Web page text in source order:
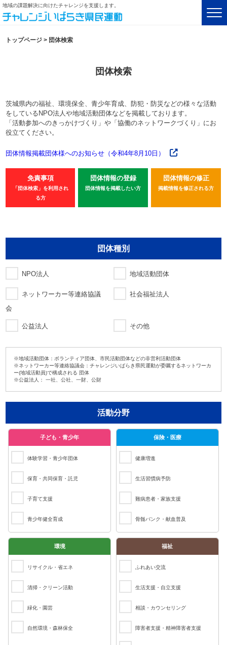
地域の課題解決に向けたチャレンジを支援します。
トップページ > 団体検索
団体検索
茨城県内の福祉、環境保全、青少年育成、防犯・防災などの様々な活動
をしているNPO法人や地域活動団体などを掲載しております。
「活動参加へのきっかけづくり」や「協働のネットワークづくり」にお
役立てください。
団体情報掲載団体様へのお知らせ（令和4年8月10日）
免責事項
「団体検索」を利用され
る方
団体情報の登録
団体情報を掲載したい方
団体情報の修正
掲載情報を修正される方
団体種別
NPO法人 地域活動団体
ネットワーカー等連絡協議
会
社会福祉法人
公益法人 その他
※地域活動団体：ボランティア団体、市民活動団体などの非営利活動団体
※ネットワーカー等連絡協議会：チャレンジいばらき県民運動が委嘱するネットワーカ
ー(地域活動員)で構成される 団体
※公益法人： 一社、公社、一財、公財
活動分野
子ども・青少年
体験学習・青少年団体
保育・共同保育・託児
子育て支援
青少年健全育成
保険・医療
健康増進
生活習慣病予防
難病患者・家族支援
骨髄バンク・献血普及
環境
リサイクル・省エネ
清掃・クリーン活動
緑化・園芸
自然環境・森林保全
福祉
ふれあい交流
生活支援・自立支援
相談・カウンセリング
障害者支援・精神障害者支援